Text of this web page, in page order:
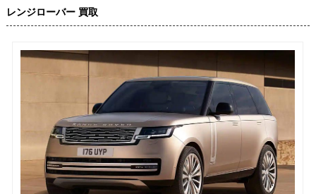
レンジローバー 買取